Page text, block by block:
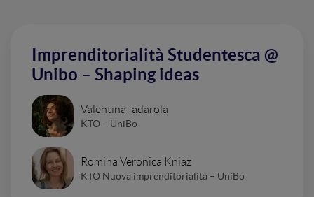
Imprenditorialità Studentesca @
Unibo – Shaping ideas
Valentina Iadarola
KTO – UniBo
Romina Veronica Kniaz
KTO Nuova imprenditorialità – UniBo